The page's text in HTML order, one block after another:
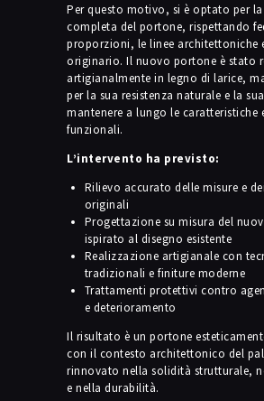
Per questo motivo, si è optato per
completa del portone, rispettando
proporzioni, le linee architettoniche
originario. Il nuovo portone è stato
artigianalmente in legno di larice,
per la sua resistenza naturale e la
mantenere a lungo le caratteristiche
funzionali.
L’intervento ha previsto:
Rilievo accurato delle misure e
originali
Progettazione su misura del
ispirato al disegno esistente
Realizzazione artigianale con
tradizionali e finiture moderne
Trattamenti protettivi contro
e deterioramento
Il risultato è un portone
con il contesto architettonico del
rinnovato nella solidità strutturale,
e nella durabilità.